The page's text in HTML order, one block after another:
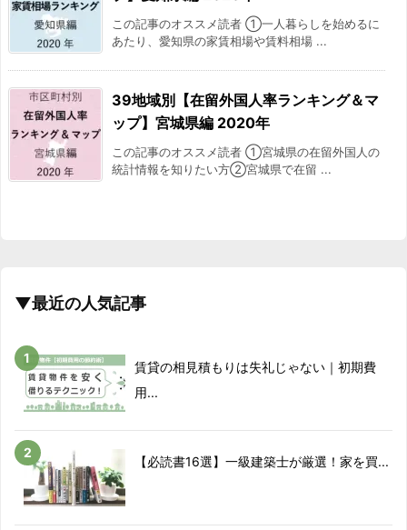
この記事のオススメ読者 ①一人暮らしを始めるに
あたり、愛知県の家賃相場や賃料相場 ...
39地域別【在留外国人率ランキング＆マ
ップ】宮城県編 2020年
この記事のオススメ読者 ①宮城県の在留外国人の
統計情報を知りたい方②宮城県で在留 ...
▼最近の人気記事
賃貸の相見積もりは失礼じゃない｜初期費
用...
【必読書16選】一級建築士が厳選！家を買...